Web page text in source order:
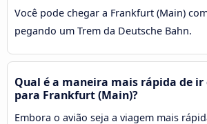
Você pode chegar a Frankfurt (Main)
pegando um Trem da Deutsche Bahn.
Qual é a maneira mais rápida de ir
para Frankfurt (Main)?
Embora o avião seja a viagem mais